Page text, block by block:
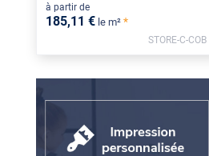
à partir de
185,11 € le m² *
STORE-C-COB